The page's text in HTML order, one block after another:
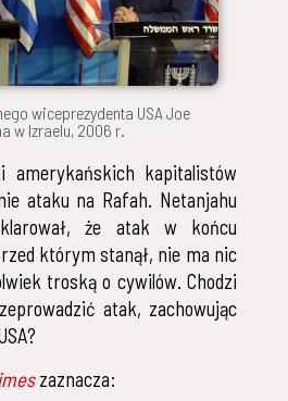
wiceprezydenta USA Joe
w Izraelu, 2006 r.
amerykańskich kapitalistów
ataku na Rafah. Netanjahu
że atak w końcu
którym stanął, nie ma nic
troską o cywilów. Chodzi
atak, zachowując
zaznacza: